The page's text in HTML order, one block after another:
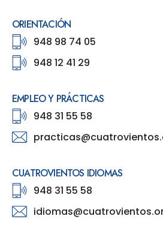
ORIENTACIÓN
948 98 74 05
948 12 41 29
EMPLEO Y PRÁCTICAS
948 31 55 58
CUATROVIENTOS IDIOMAS
948 31 55 58